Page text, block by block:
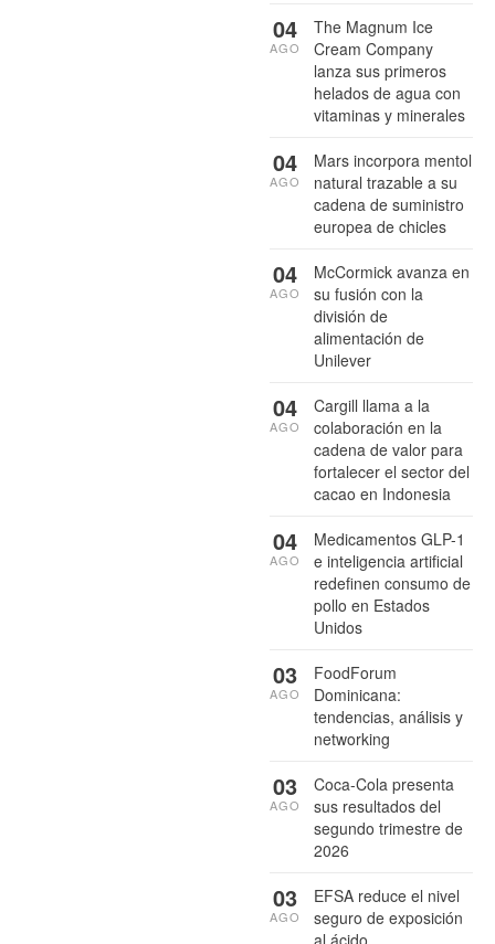
The Magnum Ice
Cream Company
lanza sus primeros
helados de agua con
vitaminas y minerales
04
AGO
Mars incorpora mentol
natural trazable a su
cadena de suministro
europea de chicles
04
AGO
McCormick avanza en
su fusión con la
división de
alimentación de
Unilever
04
AGO
Cargill llama a la
colaboración en la
cadena de valor para
fortalecer el sector del
cacao en Indonesia
04
AGO
Medicamentos GLP-1
e inteligencia artificial
redefinen consumo de
pollo en Estados
Unidos
04
AGO
FoodForum
Dominicana:
tendencias, análisis y
networking
03
AGO
Coca-Cola presenta
sus resultados del
segundo trimestre de
2026
03
AGO
EFSA reduce el nivel
seguro de exposición
03
AGO